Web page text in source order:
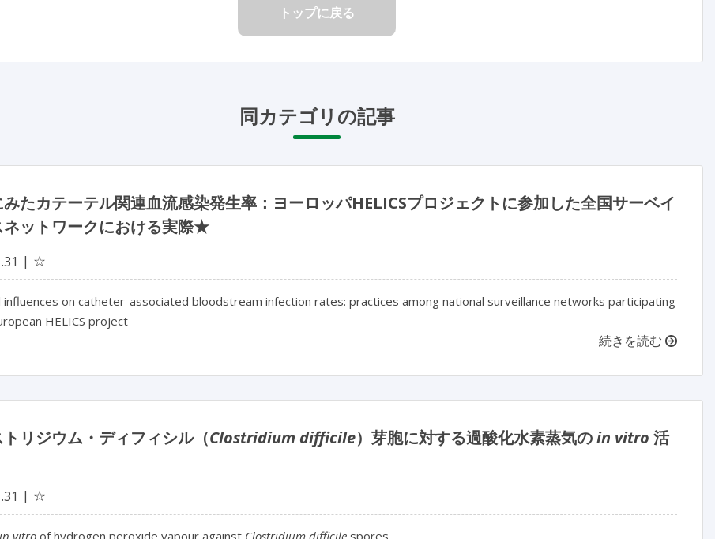
トップに戻る
同カテゴリの記事
たカテーテル関連血流感染発生率：ヨーロッパHELICSプロジェクトに参加した全国サーベイ
ネットワークにおける実際★
☆
influences on catheter-associated bloodstream infection rates: practices among national surveillance networks participating
HELICS project
続きを読む
トリジウム・ディフィシル（Clostridium difficile）芽胞に対する過酸化水素蒸気のin vitro 活
☆
in vitro of hydrogen peroxide vapour against Clostridium difficile spores